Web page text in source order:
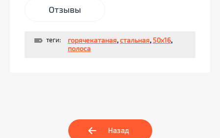
Отзывы
теги: горячекатаная,стальная,50x16,
полоса
Назад